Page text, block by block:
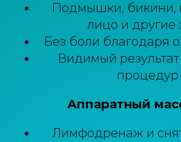
Подмышки, бикини,
лицо и другие
Без боли благодаря
Видимый результат
процедур
Аппаратный
Лимфодренаж и